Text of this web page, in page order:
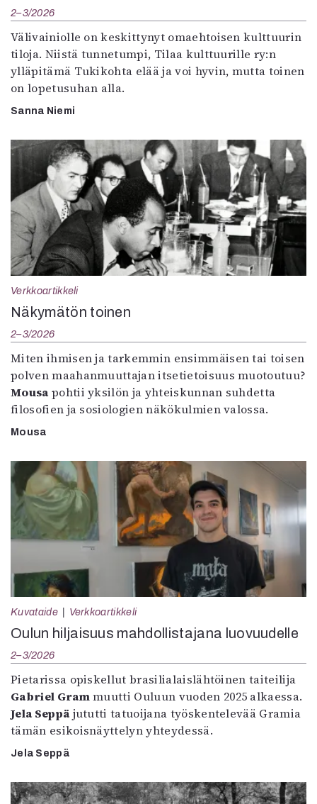
2–3/2026
Välivainiolle on keskittynyt omaehtoisen kulttuurin
tiloja. Niistä tunnetumpi, Tilaa kulttuurille ry:n
ylläpitämä Tukikohta elää ja voi hyvin, mutta toinen
on lopetusuhan alla.
Sanna Niemi
Verkkoartikkeli
Näkymätön toinen
2–3/2026
Miten ihmisen ja tarkemmin ensimmäisen tai toisen
polven maahanmuuttajan itsetietoisuus muotoutuu?
Mousa pohtii yksilön ja yhteiskunnan suhdetta
filosofien ja sosiologien näkökulmien valossa.
Mousa
Kuvataide Verkkoartikkeli
Oulun hiljaisuus mahdollistajana luovuudelle
2–3/2026
Pietarissa opiskellut brasilialaislähtöinen taiteilija
Gabriel Grammuutti Ouluun vuoden 2025 alkaessa.
Jela Seppä jututti tatuoijana työskentelevää Gramia
tämän esikoisnäyttelyn yhteydessä.
Jela Seppä